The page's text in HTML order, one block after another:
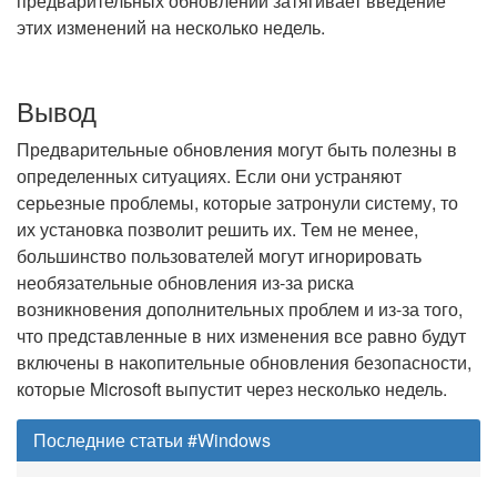
этих изменений на несколько недель.
Вывод
Предварительные обновления могут быть полезны в
определенных ситуациях. Если они устраняют
серьезные проблемы, которые затронули систему, то
их установка позволит решить их. Тем не менее,
большинство пользователей могут игнорировать
необязательные обновления из-за риска
возникновения дополнительных проблем и из-за того,
что представленные в них изменения все равно будут
включены в накопительные обновления безопасности,
которые Microsoft выпустит через несколько недель.
Последние статьи #Windows